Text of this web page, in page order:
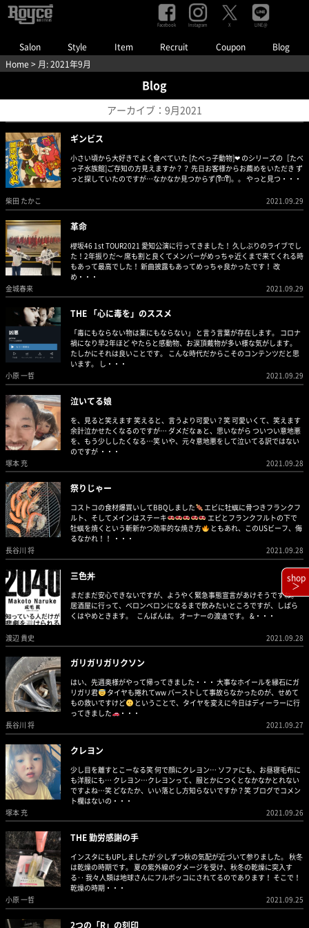
Salon Style Item Recruit Coupon Blog
Facebook Instagram X LINE@
Home > 月: 2021年9月
Blog
アーカイブ：9月2021
ギンビス
小さい頃から大好きでよく食べていた [たべっ子動物]❤︎ のシリーズの［たべ
っ子水族館]ご存知の方見えますか？？ 先日お客様からお薦めをいただき ず
っと探していたのですが…なかなか見つからず(꒦ິ⌑꒦ີ)。。 やっと見つ・・・
柴田 たかこ 2021.09.29
革命
櫻坂46 1st TOUR2021 愛知公演に行ってきました！ 久しぶりのライブでし
た！2年振りだ〜 席も割と良くてメンバーがめっちゃ近くまで来てくれる時
もあって最高でした！ 新曲披露もあってめっちゃ良かったです！ 改
め・・・
金城春来
2021.09.29
THE 「心に毒を」のススメ
「毒にもならない物は薬にもならない」 と言う言葉が存在します。 コロナ
禍になり早2年ほど やたらと感動物、お涙頂戴物が多い様な気がします。
たしかにそれは良いことです。 こんな時代だからこそのコンテンツだと思
います。 し・・・
小原 一哲
2021.09.29
泣いてる娘
を、見ると笑えます 笑えると、言うより可愛い？笑 可愛いくて、笑えます
余計泣かせたくなるのですが… ダメだなぁと、思いながら ついつい意地悪
を、もう少ししたくなる…笑 いや、元々意地悪をして泣いてる訳ではない
のですが ・・・
塚本 充
2021.09.28
祭りじゃー
コストコの食材爆買いしてBBQしました
エビに牡蠣に骨つきフランクフ
ルト、そしてメインはステーキ
エビとフランクフルトの下で
牡蠣を焼くという斬新かつ効率的な焼き方
ともあれ、このUSビーフ、侮
るなかれ！！ ・・・
長谷川 将
2021.09.28
三色丼
まだまだ安心できないですが、ようやく緊急事態宣言があけそうですね。
居酒屋に行って、ベロンベロンになるまで飲みたいところですが、しばら
くはやめときます。 こんばんは。 オーナーの渡邊です。 &・・・
渡辺 貴史 2021.09.28
ガリガリガリクソン
はい、先週奥様がやって帰ってきました・・・ 大事なホイールを縁石にガ
リガリ君
タイヤも捲れてww バーストして事故らなかったのが、せめて
もの救いですけど
ということで、タイヤを変えに今日はディーラーに行
ってきました
・・・
長谷川 将
2021.09.27
クレヨン
少し目を離すとこーなる笑 何で顔にクレヨン… ソファにも、お昼寝毛布に
も洋服にも… クレヨン…クレヨンって、服とかにつくとなかなかとれない
ですよね…笑 どなたか、いい落とし方知らないですか？笑 ブログでコメン
ト欄はないの・・・
塚本 充
2021.09.26
THE 勤労感謝の手
インスタにもUPしましたが 少しずつ秋の気配が近づいて参りました。 秋冬
は乾燥の時期です。 夏の紫外線のダメージを受け、秋冬の乾燥に突入す
る‥ 我々人類は地球さんにフルボッコにされてるのであります！ そこで！
乾燥の時期・・・
小原 一哲
2021.09.25
2つの「R」の刻印
shop
＞